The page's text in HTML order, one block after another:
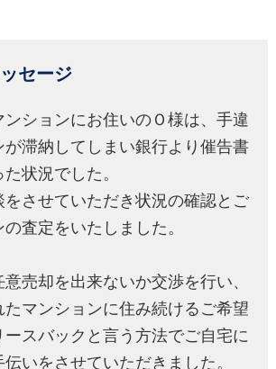
セージ
ンションにお住いのＯ様は、手違
が滞納してしまい銀行より催告書
状況でした。
させていただき状況の確認とご
査定をいたしました。
売却を出来ないか交渉を行い、
たマンションに住み続けるご希望
ースバックと言う方法でご自宅に
いをさせていただきました。